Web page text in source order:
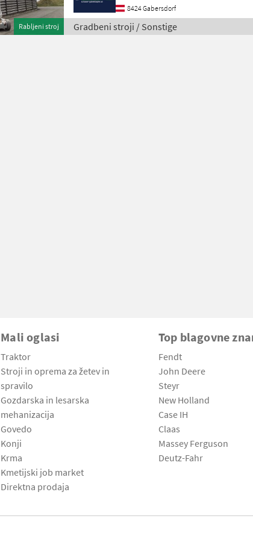
Rabljeni stroj
8424 Gabersdorf
Gradbeni stroji / Sonstige
Mali oglasi
Traktor
Stroji in oprema za žetev in
spravilo
Gozdarska in lesarska
mehanizacija
Govedo
Konji
Krma
Kmetijski job market
Direktna prodaja
Top blagovne
Fendt
John Deere
Steyr
New Holland
Case IH
Claas
Massey Ferguson
Deutz-Fahr